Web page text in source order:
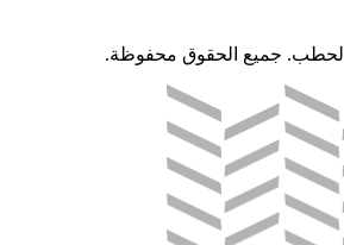
جميع الحقوق محفوظة.